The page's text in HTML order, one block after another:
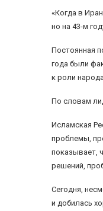
«Когда в
но на 43-м
Постоянная
года были
к роли
По словам
Исламская
проблемы,
показывает,
решений,
Сегодня,
и добилась